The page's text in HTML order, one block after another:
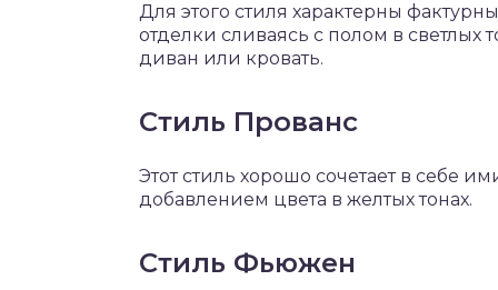
Для этого стиля характерны
отделки сливаясь с полом в светлых
диван или кровать.
Стиль Прованс
Этот стиль хорошо сочетает в себе
добавлением цвета в желтых тонах.
Стиль Фьюжен